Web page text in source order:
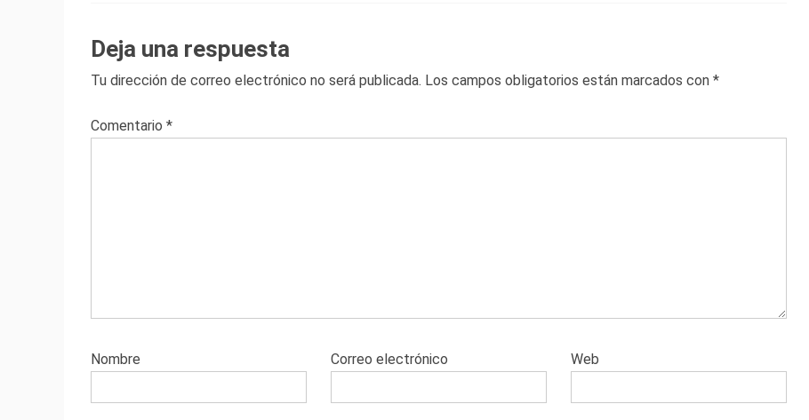
Deja una respuesta
Tu dirección de correo electrónico no será publicada. Los campos obligatorios están marcados con *
Comentario *
Nombre Correo electrónico Web